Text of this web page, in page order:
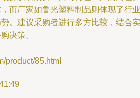
而厂家如鲁光塑料制品则体现了行业
。建议采购者进行多方比较，结合实
决策。
product/85.html